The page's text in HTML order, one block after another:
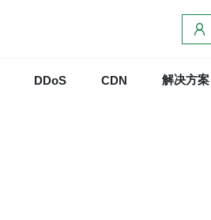
DDoS CDN 解决方案